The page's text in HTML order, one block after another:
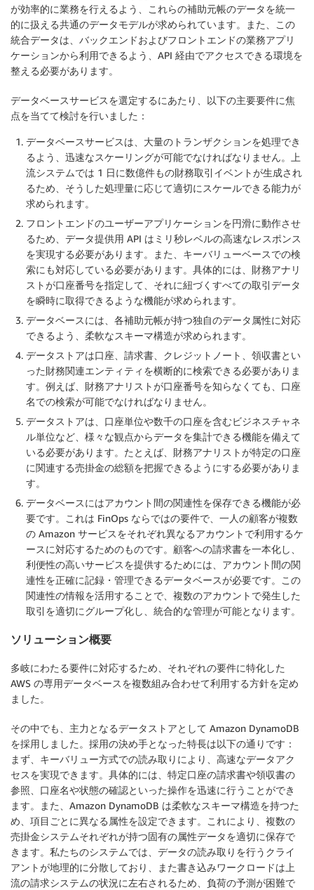
が効率的に業務を行えるよう、これらの補助元帳のデータを統一
的に扱える共通のデータモデルが求められています。また、この
統合データは、バックエンドおよびフロントエンドの業務アプリ
ケーションから利用できるよう、API 経由でアクセスできる環境を
整える必要があります。
データベースサービスを選定するにあたり、以下の主要要件に焦
点を当てて検討を行いました：
データベースサービスは、大量のトランザクションを処理でき
るよう、迅速なスケーリングが可能でなければなりません。上
流システムでは 1 日に数億件もの財務取引イベントが生成され
るため、そうした処理量に応じて適切にスケールできる能力が
求められます。
フロントエンドのユーザーアプリケーションを円滑に動作させ
るため、データ提供用 API はミリ秒レベルの高速なレスポンス
を実現する必要があります。また、キーバリューベースでの検
索にも対応している必要があります。具体的には、財務アナリ
ストが口座番号を指定して、それに紐づくすべての取引データ
を瞬時に取得できるような機能が求められます。
データベースには、各補助元帳が持つ独自のデータ属性に対応
できるよう、柔軟なスキーマ構造が求められます。
データストアは口座、請求書、クレジットノート、領収書とい
った財務関連エンティティを横断的に検索できる必要がありま
す。例えば、財務アナリストが口座番号を知らなくても、口座
名での検索が可能でなければなりません。
データストアは、口座単位や数千の口座を含むビジネスチャネ
ル単位など、様々な観点からデータを集計できる機能を備えて
いる必要があります。たとえば、財務アナリストが特定の口座
に関連する売掛金の総額を把握できるようにする必要がありま
す。
データベースにはアカウント間の関連性を保存できる機能が必
要です。これは FinOps ならではの要件で、一人の顧客が複数
の Amazon サービスをそれぞれ異なるアカウントで利用するケ
ースに対応するためのものです。顧客への請求書を一本化し、
利便性の高いサービスを提供するためには、アカウント間の関
連性を正確に記録・管理できるデータベースが必要です。この
関連性の情報を活用することで、複数のアカウントで発生した
取引を適切にグループ化し、統合的な管理が可能となります。
ソリューション概要
多岐にわたる要件に対応するため、それぞれの要件に特化した
AWS の専用データベースを複数組み合わせて利用する方針を定め
ました。
その中でも、主力となるデータストアとして Amazon DynamoDB
を採用しました。採用の決め手となった特長は以下の通りです：
まず、キーバリュー方式での読み取りにより、高速なデータアク
セスを実現できます。具体的には、特定口座の請求書や領収書の
参照、口座名や状態の確認といった操作を迅速に行うことができ
ます。また、Amazon DynamoDB は柔軟なスキーマ構造を持つた
め、項目ごとに異なる属性を設定できます。これにより、複数の
売掛金システムそれぞれが持つ固有の属性データを適切に保存で
きます。私たちのシステムでは、データの読み取りを行うクライ
アントが地理的に分散しており、また書き込みワークロードは上
流の請求システムの状況に左右されるため、負荷の予測が困難で